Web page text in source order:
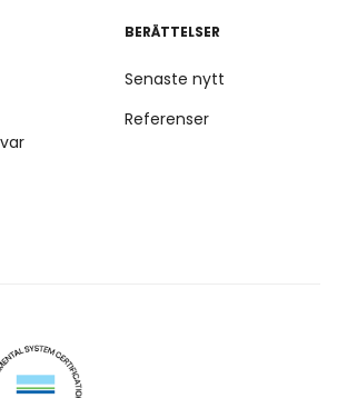
BERÄTTELSER
Senaste nytt
Referenser